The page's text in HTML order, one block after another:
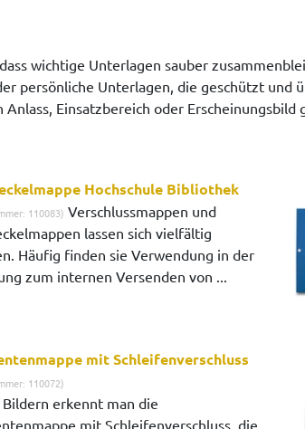
wichtige Unterlagen sauber
persönliche Unterlagen, die geschützt
Einsatzbereich oder
Hochschule Bibliothek
110083) Verschlussmappen und
lassen sich vielfältig
Häufig finden sie Verwendung in der
zum internen Versenden von ...
mit Schleifenverschluss
110072)
erkennt man die
mit Schleifenverschluss, die